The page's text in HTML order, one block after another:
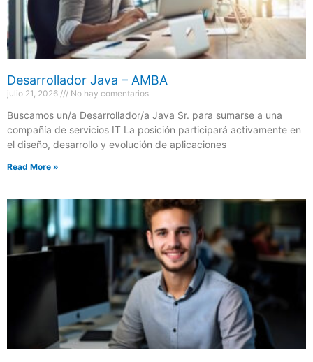
Desarrollador Java – AMBA
julio 21, 2026 No hay comentarios
Buscamos un/a Desarrollador/a Java Sr. para sumarse a una
compañía de servicios IT La posición participará activamente en
el diseño, desarrollo y evolución de aplicaciones
Read More »